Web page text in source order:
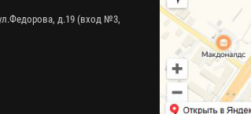
д.19 (вход №3,